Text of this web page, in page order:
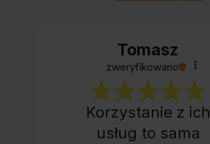
Tomasz
zweryfikowano
Korzystanie z ich
usług to sama